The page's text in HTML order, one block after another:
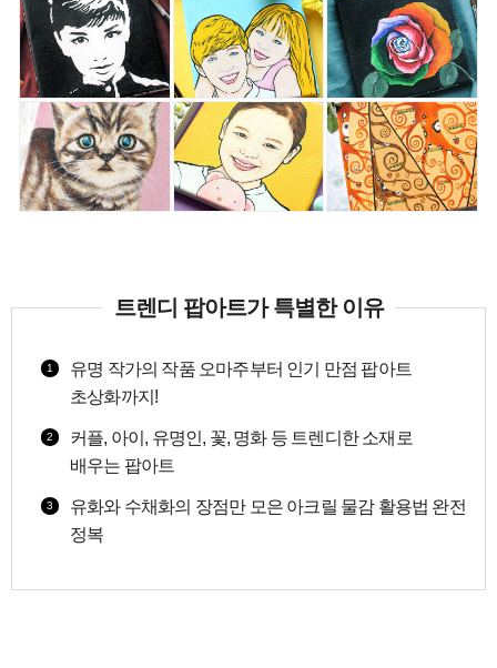
트렌디 팝아트가 특별한 이유
1
유명 작가의 작품 오마주부터 인기 만점 팝아트
초상화까지!
2
커플, 아이, 유명인, 꽃, 명화 등 트렌디한 소재로
배우는 팝아트
3
유화와 수채화의 장점만 모은 아크릴 물감 활용법 완전
정복